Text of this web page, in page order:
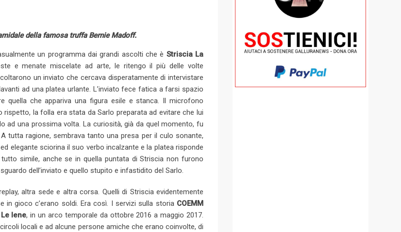
e
t
i
E
m
a
i
l
della famosa truffa Bernie Madoff.
un programma dai grandi ascolti che è Striscia La
e menate miscelate ad arte, le ritengo il più delle volte
un inviato che cercava disperatamente di intervistare
ad una platea urlante. L’inviato fece fatica a farsi spazio
quella che appariva una figura esile e stanca. Il microfono
la folla era stata da Sarlo preparata ad evitare che lui
ad una prossima volta. La curiosità, già da quel momento, fu
ragione, sembrava tanto una presa per il culo sonante,
elegante sciorina il suo verbo incalzante e la platea risponde
simile, anche se in quella puntata di Striscia non furono
dell’inviato e quello stupito e infastidito del Sarlo.
altra sede e altra corsa. Quelli di Striscia evidentemente
gioco c’erano soldi. Era così. I servizi sulla storia COEMM
Iene, in un arco temporale da ottobre 2016 a maggio 2017.
locali e ad alcune persone amiche che erano coinvolte, di